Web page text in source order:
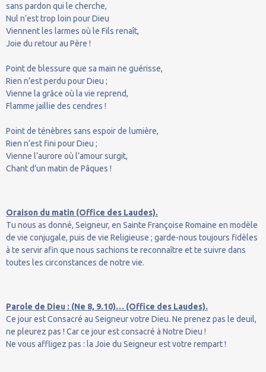
sans pardon qui le cherche,
Nul n’est trop loin pour Dieu
Viennent les larmes où le Fils renaît,
Joie du retour au Père !
Point de blessure que sa main ne guérisse,
Rien n’est perdu pour Dieu ;
Vienne la grâce où la vie reprend,
Flamme jaillie des cendres !
Point de ténèbres sans espoir de lumière,
Rien n’est fini pour Dieu ;
Vienne l’aurore où l’amour surgit,
Chant d’un matin de Pâques !
Oraison du matin (Office des Laudes).
Tu nous as donné, Seigneur, en Sainte Françoise Romaine en modèle
de vie conjugale, puis de vie Religieuse ; garde-nous toujours fidèles
à te servir afin que nous sachions te reconnaître et te suivre dans
toutes les circonstances de notre vie.
Parole de Dieu : (Ne 8, 9.10)… (Office des Laudes).
Ce jour est Consacré au Seigneur votre Dieu. Ne prenez pas le deuil,
ne pleurez pas ! Car ce jour est consacré à Notre Dieu !
Ne vous affligez pas : la Joie du Seigneur est votre rempart !